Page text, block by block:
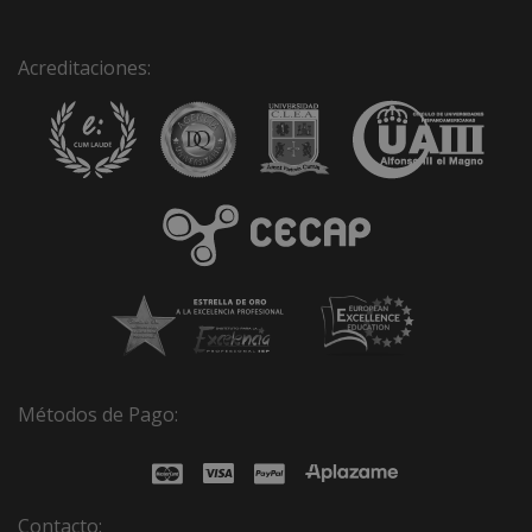
Acreditaciones:
Métodos de Pago:
Contacto: